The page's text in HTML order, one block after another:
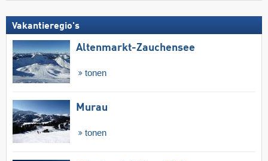
Vakantieregio's
Altenmarkt-Zauchensee
tonen
Murau
tonen